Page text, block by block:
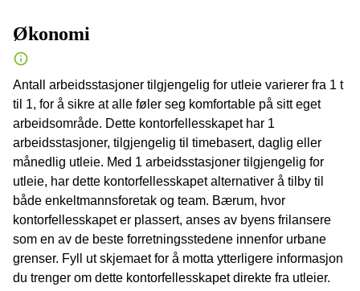
Økonomi
Antall arbeidsstasjoner tilgjengelig for utleie varierer fra 1 t
til 1, for å sikre at alle føler seg komfortable på sitt eget
arbeidsområde. Dette kontorfellesskapet har 1
arbeidsstasjoner, tilgjengelig til timebasert, daglig eller
månedlig utleie. Med 1 arbeidsstasjoner tilgjengelig for
utleie, har dette kontorfellesskapet alternativer å tilby til
både enkeltmannsforetak og team. Bærum, hvor
kontorfellesskapet er plassert, anses av byens frilansere
som en av de beste forretningsstedene innenfor urbane
grenser. Fyll ut skjemaet for å motta ytterligere informasjon
du trenger om dette kontorfellesskapet direkte fra utleier.